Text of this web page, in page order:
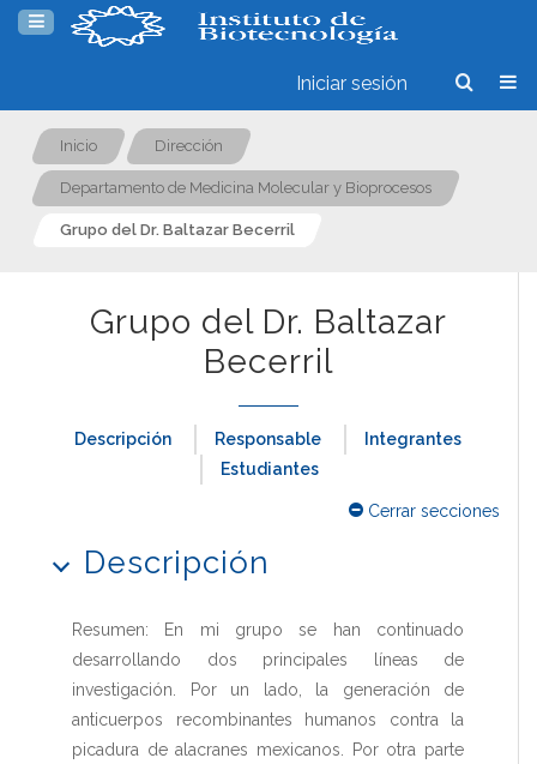
Iniciar sesión
Inicio Dirección
Departamento de Medicina Molecular y Bioprocesos
Grupo del Dr. Baltazar Becerril
Grupo del Dr. Baltazar
Becerril
Descripción Responsable
Integrantes
Estudiantes
Cerrar secciones
Descripción
Resumen: En mi grupo se han continuado
desarrollando dos principales líneas de
investigación. Por un lado, la generación de
anticuerpos recombinantes humanos contra la
picadura de alacranes mexicanos. Por otra parte